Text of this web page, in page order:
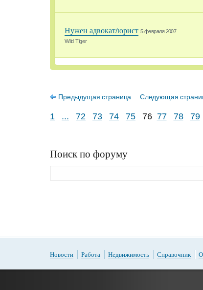
Нужен адвокат/юрист 5 февраля 2007
Wild Tiger
Предыдущая страница Следующая
1 ... 72 73 74 75 76 77 78 79
Поиск по форуму
Новости Работа Недвижимость Справочник